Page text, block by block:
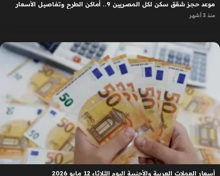
موعد حجز شقق سكن لكل المصريين 9.. أماكن الطرح وتفاصيل الأسعار
منذ 3 أشهر
أسعار العملات العربية والأجنبية اليوم الثلاثاء 12 مايو 2026